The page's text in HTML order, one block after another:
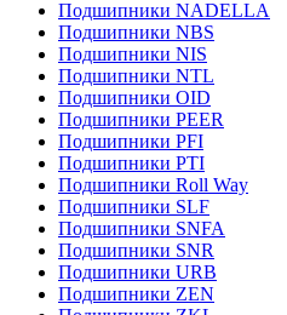
Подшипники NADELLA
Подшипники NBS
Подшипники NIS
Подшипники NTL
Подшипники OID
Подшипники PEER
Подшипники PFI
Подшипники PTI
Подшипники Roll Way
Подшипники SLF
Подшипники SNFA
Подшипники SNR
Подшипники URB
Подшипники ZEN